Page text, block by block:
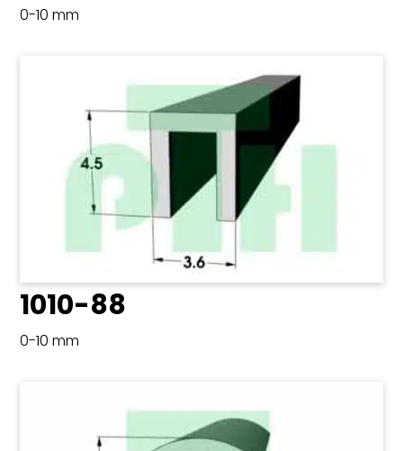
0-10 mm
1010-88
0-10 mm